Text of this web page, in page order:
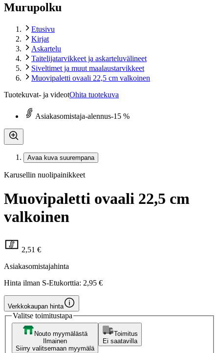
Murupolku
Etusivu
Kirjat
Askartelu
Taitelijatarvikkeet ja askarteluvälineet
Siveltimet ja muut maalaustarvikkeet
Muovipaletti ovaali 22,5 cm valkoinen
Tuotekuvat- ja videotOhita tuotekuva
Asiakasomistaja-alennus-15 %
Avaa kuva suurempana
Karusellin nuolipainikkeet
Muovipaletti ovaali 22,5 cm
valkoinen
2,51 €
Asiakasomistajahinta
Hinta ilman S-Etukorttia: 2,95 €
Verkkokaupan hinta
Valitse toimitustapa
Nouto myymälästä
Ilmainen
Siirry valitsemaan myymälä
Toimitus
Ei saatavilla